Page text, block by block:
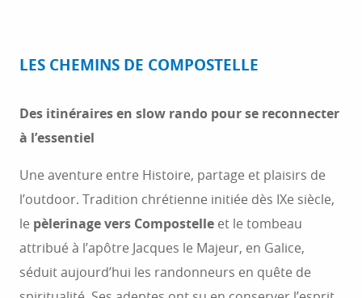
LES CHEMINS DE COMPOSTELLE
Des itinéraires en slow rando pour se reconnecter
à l’essentiel
Une aventure entre Histoire, partage et plaisirs de
l’outdoor. Tradition chrétienne initiée dès IXe siècle,
le pèlerinage vers Compostelle et le tombeau
attribué à l’apôtre Jacques le Majeur, en Galice,
séduit aujourd’hui les randonneurs en quête de